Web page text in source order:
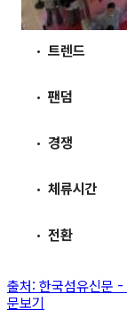
트렌드
팬덤
경쟁
체류시간
전환
출처: 한국섬유신문 -
문보기